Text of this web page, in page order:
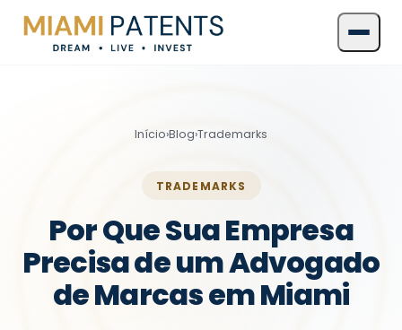
Início›Blog›Trademarks
TRADEMARKS
Por Que Sua Empresa
Precisa de um Advogado
de Marcas em Miami